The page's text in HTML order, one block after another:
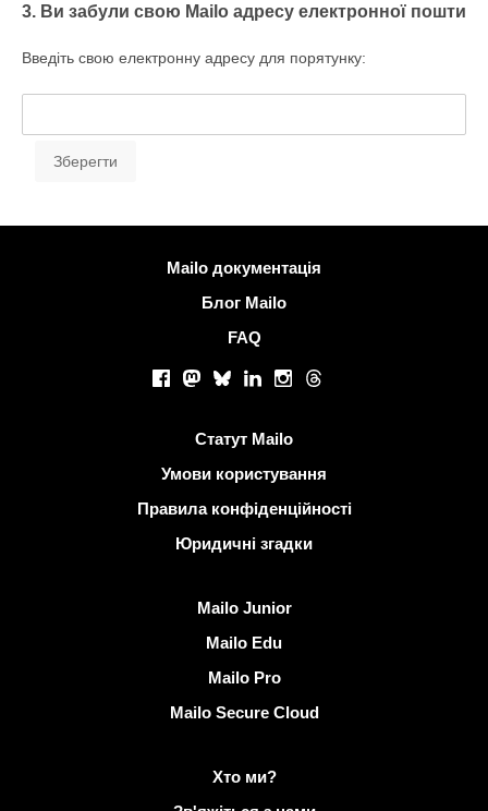
3. Ви забули свою Mailo адресу електронної пошти
Введіть свою електронну адресу для порятунку:
Більше інформаціїMailo документація
Блог Mailo
FAQ
Соціальні мережі
Facebook
Mastodon
BlueskyLinkedInInstagram
Threads
Статут Mailo
Умови користування
Правила конфіденційності
Юридичні згадки
Mailo Junior
Mailo Edu
Mailo Pro
Mailo Secure Cloud
Хто ми?